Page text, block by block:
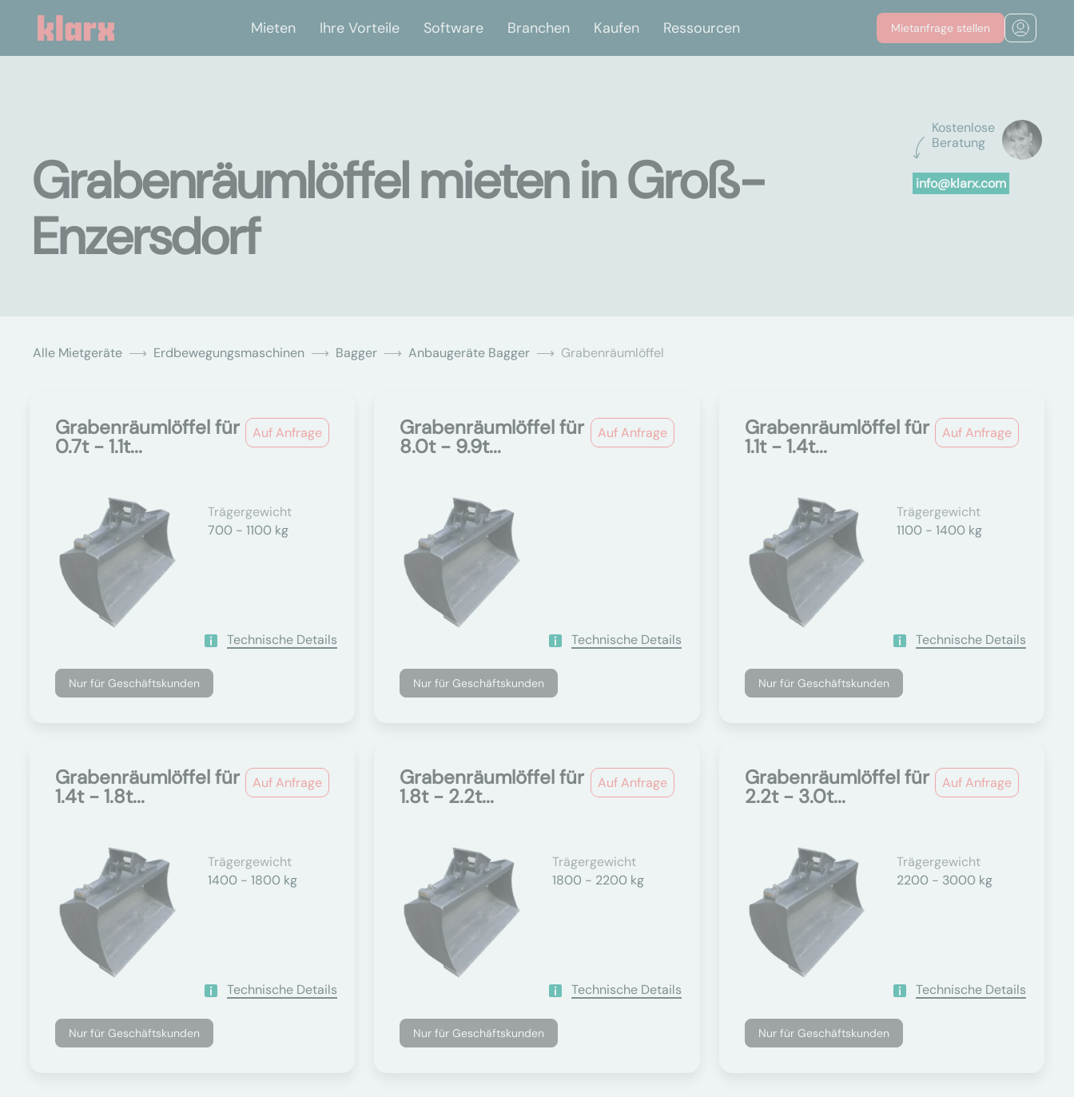
Mieten Ihre Vorteile Software Branchen Kaufen Ressourcen Mietanfrage stellen
Kostenlose
Beratung
info@klarx.com
Grabenräumlöffel mieten in Groß-
Enzersdorf
Alle Mietgeräte Erdbewegungsmaschinen Bagger Anbaugeräte Bagger Grabenräumlöffel
Auf Anfrage
Grabenräumlöffel für
0.7t - 1.1t...
Trägergewicht
700 - 1100 kg
Technische Details
Nur für Geschäftskunden
Auf Anfrage
Grabenräumlöffel für
8.0t - 9.9t...
Technische Details
Nur für Geschäftskunden
Auf Anfrage
Grabenräumlöffel für
1.1t - 1.4t...
Trägergewicht
1100 - 1400 kg
Technische Details
Nur für Geschäftskunden
Auf Anfrage
Grabenräumlöffel für
1.4t - 1.8t...
Trägergewicht
1400 - 1800 kg
Technische Details
Nur für Geschäftskunden
Auf Anfrage
Grabenräumlöffel für
1.8t - 2.2t...
Trägergewicht
1800 - 2200 kg
Technische Details
Nur für Geschäftskunden
Auf Anfrage
Grabenräumlöffel für
2.2t - 3.0t...
Trägergewicht
2200 - 3000 kg
Technische Details
Nur für Geschäftskunden